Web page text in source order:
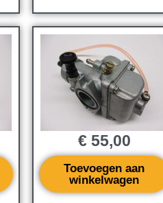
€55,00
Toevoegen aan
winkelwagen